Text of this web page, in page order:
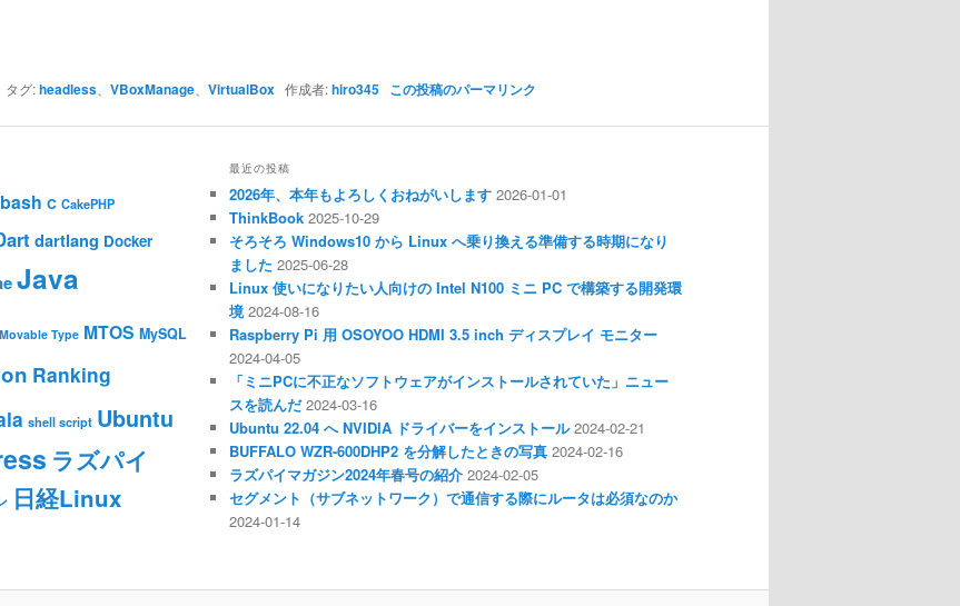
グ:headless、 VBoxManage、 VirtualBox作成者:hiro345 この投稿のパーマリンク
bash C CakePHP
dartlang Docker
Java
Movable Type MTOS MySQL
Ranking
shell script Ubuntu
ラズパイ
日経Linux
最近の投稿
2026年、本年もよろしくおねがいします 2026-01-01
ThinkBook 2025-10-29
そろそろ Windows10 から Linux へ乗り換える準備する時期になり
ました 2025-06-28
Linux 使いになりたい人向けの Intel N100 ミニ PC で構築する開発環
境 2024-08-16
Raspberry Pi 用 OSOYOO HDMI 3.5 inch ディスプレイ モニター
2024-04-05
「ミニPCに不正なソフトウェアがインストールされていた」ニュー
スを読んだ 2024-03-16
Ubuntu 22.04 へ NVIDIA ドライバーをインストール 2024-02-21
BUFFALO WZR-600DHP2 を分解したときの写真 2024-02-16
ラズパイマガジン2024年春号の紹介 2024-02-05
セグメント（サブネットワーク）で通信する際にルータは必須なのか
2024-01-14